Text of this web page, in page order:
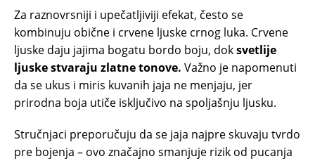
Za raznovrsniji i upečatljiviji efekat, često se
kombinuju obične i crvene ljuske crnog luka. Crvene
ljuske daju jajima bogatu bordo boju, doksvetlije
ljuske stvaraju zlatne tonove. Važno je napomenuti
da se ukus i miris kuvanih jaja ne menjaju, jer
prirodna boja utiče isključivo na spoljašnju ljusku.
Stručnjaci preporučuju da se jaja najpre skuvaju tvrdo
pre bojenja – ovo značajno smanjuje rizik od pucanja